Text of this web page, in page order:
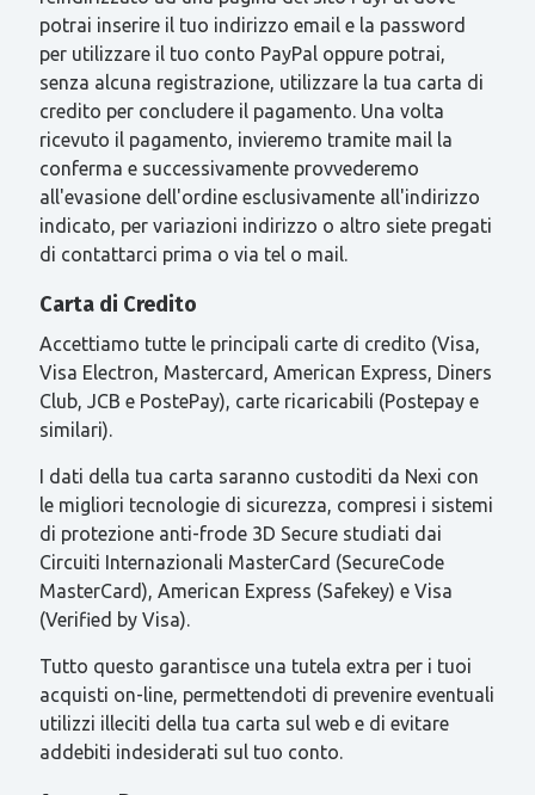
potrai inserire il tuo indirizzo email e la password
per utilizzare il tuo conto PayPal oppure potrai,
senza alcuna registrazione, utilizzare la tua carta di
credito per concludere il pagamento. Una volta
ricevuto il pagamento, invieremo tramite mail la
conferma e successivamente provvederemo
all'evasione dell'ordine esclusivamente all'indirizzo
indicato, per variazioni indirizzo o altro siete pregati
di contattarci prima o via tel o mail.
Carta di Credito
Accettiamo tutte le principali carte di credito (Visa,
Visa Electron, Mastercard, American Express, Diners
Club, JCB e PostePay), carte ricaricabili (Postepay e
similari).
I dati della tua carta saranno custoditi da Nexi con
le migliori tecnologie di sicurezza, compresi i sistemi
di protezione anti-frode 3D Secure studiati dai
Circuiti Internazionali MasterCard (SecureCode
MasterCard), American Express (Safekey) e Visa
(Verified by Visa).
Tutto questo garantisce una tutela extra per i tuoi
acquisti on-line, permettendoti di prevenire eventuali
utilizzi illeciti della tua carta sul web e di evitare
addebiti indesiderati sul tuo conto.